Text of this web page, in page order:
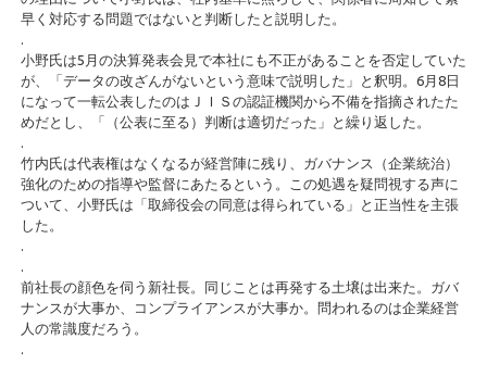
早く対応する問題ではないと判断したと説明した。
.
小野氏は5月の決算発表会見で本社にも不正があることを否定していた
が、「データの改ざんがないという意味で説明した」と釈明。6月8日
になって一転公表したのはＪＩＳの認証機関から不備を指摘されたた
めだとし、「（公表に至る）判断は適切だった」と繰り返した。
.
竹内氏は代表権はなくなるが経営陣に残り、ガバナンス（企業統治）
強化のための指導や監督にあたるという。この処遇を疑問視する声に
ついて、小野氏は「取締役会の同意は得られている」と正当性を主張
した。
.
.
前社長の顔色を伺う新社長。同じことは再発する土壌は出来た。ガバ
ナンスが大事か、コンプライアンスが大事か。問われるのは企業経営
人の常識度だろう。
.